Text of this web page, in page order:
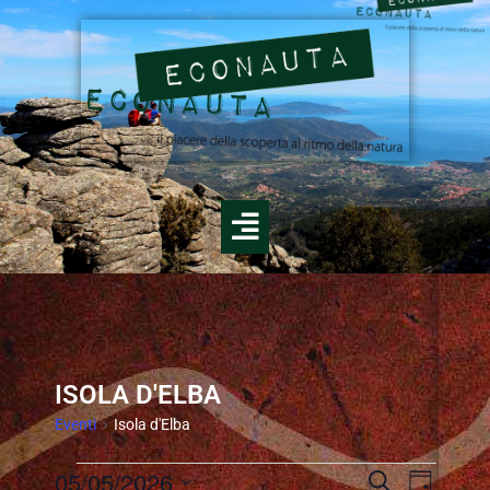
ISOLA D'ELBA
Eventi Isola d'Elba
C
05/05/2026